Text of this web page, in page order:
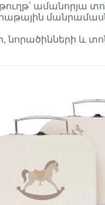
ամանորյա
նորածինների և